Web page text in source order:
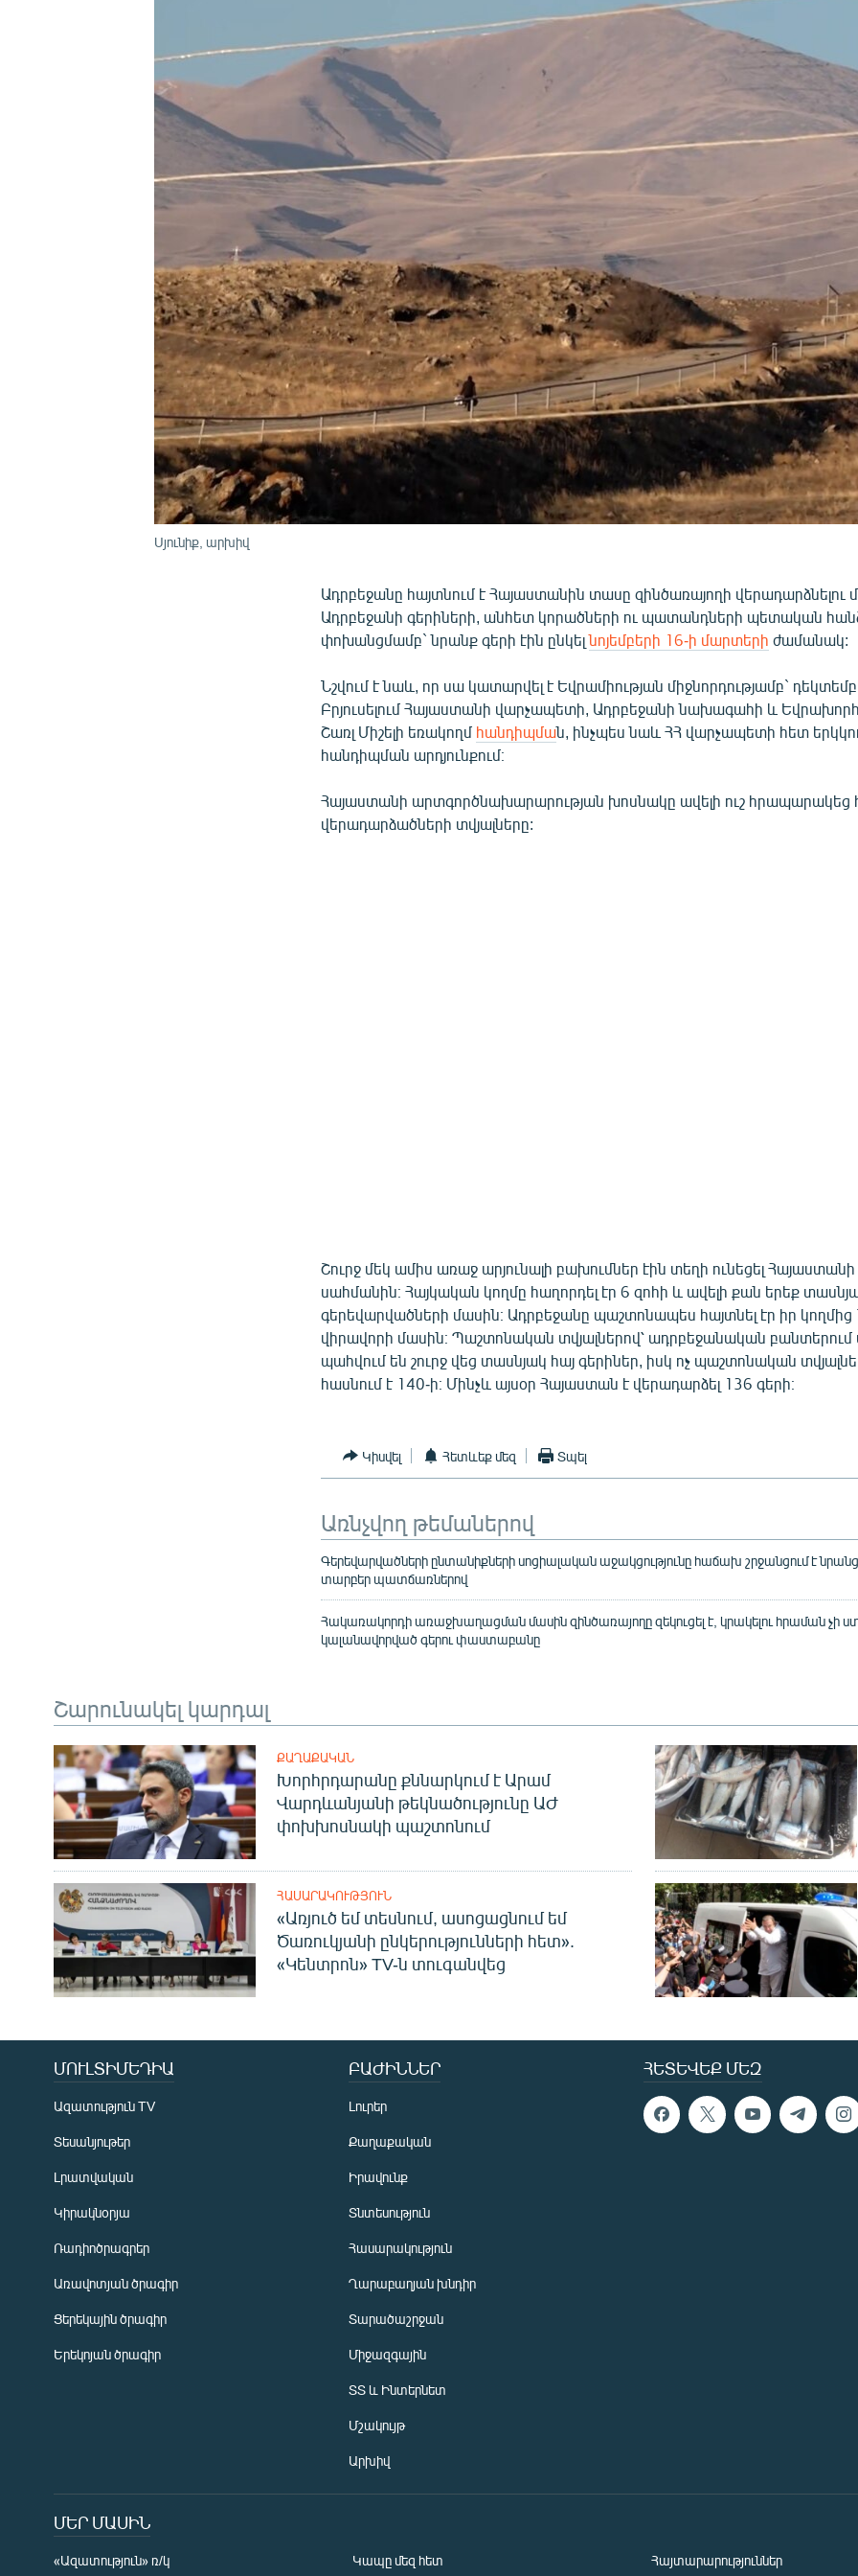
ՄԵԿՆԱԲԱՆՈՒԹՅՈՒՆ
ՁԳՏԵԼՈՎ ԼԱՎԱԳՈՒՅՆԻՆ
Սյունիք, արխիվ
Ադրբեջանը հայտնում է Հայաստանին տասը զինծառայողի վերադարձնելու
Ադրբեջանի գերիների, անհետ կորածների ու պատանդների պետական
փոխանցմամբ` նրանք գերի էին ընկելնոյեմբերի 16-ի մարտերի ժամանակ:
Նշվում է նաև, որ սա կատարվել է Եվրամիության միջնորդությամբ`
Բրյուսելում Հայաստանի վարչապետի, Ադրբեջանի նախագահի և
Շառլ Միշելի եռակողմ հանդիպման, ինչպես նաև ՀՀ վարչապետի հետ
հանդիպման արդյունքում։
Հայաստանի արտգործնախարարության խոսնակը ավելի ուշ հրապարակեց
վերադարձածների տվյալները:
Շուրջ մեկ ամիս առաջ արյունալի բախումներ էին տեղի ունեցել Հայաստանի
սահմանին։ Հայկական կողմը հաղորդել էր 6 զոհի և ավելի քան երեք
գերեվարվածների մասին։ Ադրբեջանը պաշտոնապես հայտնել էր իր կողմից
վիրավորի մասին։ Պաշտոնական տվյալներով՝ ադրբեջանական բանտերում
պահվում են շուրջ վեց տասնյակ հայ գերիներ, իսկ ոչ պաշտոնական
հասնում է 140-ի։ Մինչև այսօր Հայաստան է վերադարձել 136 գերի։
Կիսվել Հետևեք մեզ Տպել
Առնչվող թեմաներով
Գերեվարվածների ընտանիքների սոցիալական աջակցությունը հաճախ շրջանցում է
տարբեր պատճառներով
Հակառակորդի առաջխաղացման մասին զինծառայողը զեկուցել է, կրակելու հրաման չի
կալանավորված գերու փաստաբանը
Շարունակել կարդալ
ՔԱՂԱՔԱԿԱՆ
Խորհրդարանը քննարկում է Արամ
Վարդևանյանի թեկնածությունը ԱԺ
փոխխոսնակի պաշտոնում
ՀԱՍԱՐԱԿՈՒԹՅՈՒՆ
«Առյուծ եմ տեսնում, ասոցացնում եմ
Ծառուկյանի ընկերությունների հետ».
«Կենտրոն» TV-ն տուգանվեց
ՀԵՏԵՎԵՔ ՄԵԶ
ՄՈՒԼՏԻՄԵԴԻԱ
Ազատություն TV
Տեսանյութեր
Լրատվական
Կիրակնօրյա
Ռադիոծրագրեր
Առավոտյան ծրագիր
Ցերեկային ծրագիր
Երեկոյան ծրագիր
ԲԱԺԻՆՆԵՐ
Լուրեր
Քաղաքական
Իրավունք
Տնտեսություն
Հասարակություն
Ղարաբաղյան խնդիր
Տարածաշրջան
Միջազգային
ՏՏ և Ինտերնետ
Մշակույթ
Արխիվ
ՄԵՐ ՄԱՍԻՆ
«Ազատություն» ռ/կ Կապը մեզ հետ Հայտարարություններ